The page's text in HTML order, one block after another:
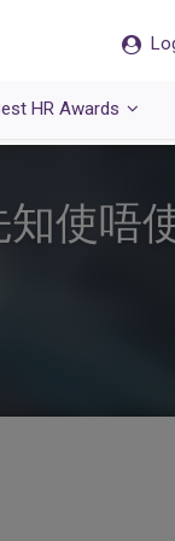
HR Awards
使唔